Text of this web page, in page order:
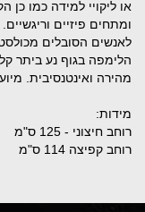
או ליקויי למידה כמו כן
ומתחים פיזיים
לאנשים הסובלים
הלימפה בגוף נע ביתר
מהירה ואינטנסיבית.
מידות:
רוחב חיצוני - 125 ס"מ
רוחב קפיצה 114 ס"מ